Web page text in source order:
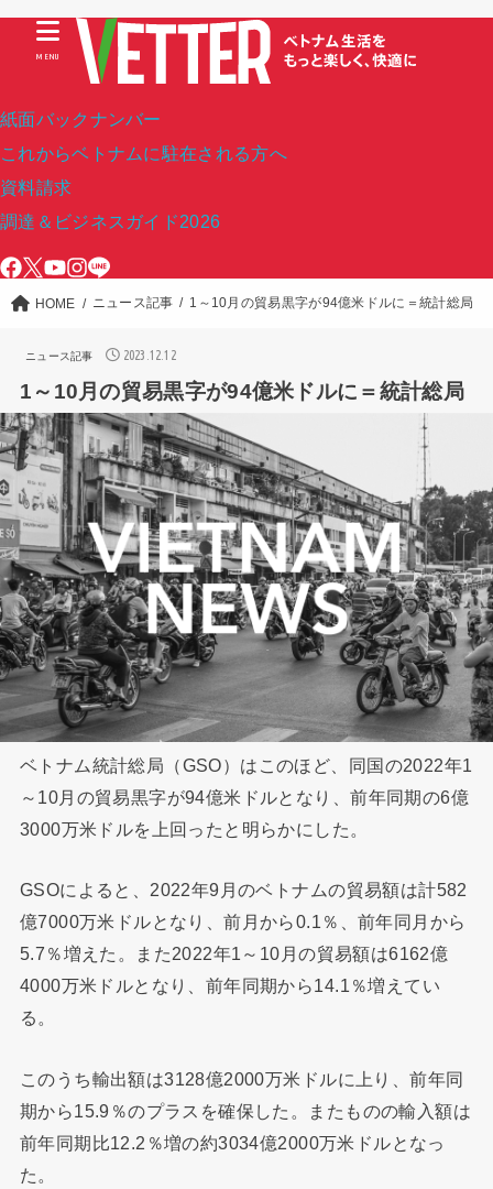
紙面バックナンバー
これからベトナムに駐在される方へ
資料請求
調達＆ビジネスガイド2026
MENU
HOME ニュース記事 1～10月の貿易黒字が94億米ドルに＝統計総局
ニュース記事 2023.12.12
1～10月の貿易黒字が94億米ドルに＝統計総局
ベトナム統計総局（GSO）はこのほど、同国の2022年1
～10月の貿易黒字が94億米ドルとなり、前年同期の6億
3000万米ドルを上回ったと明らかにした。
GSOによると、2022年9月のベトナムの貿易額は計582
億7000万米ドルとなり、前月から0.1％、前年同月から
5.7％増えた。また2022年1～10月の貿易額は6162億
4000万米ドルとなり、前年同期から14.1％増えてい
る。
このうち輸出額は3128億2000万米ドルに上り、前年同
期から15.9％のプラスを確保した。またものの輸入額は
前年同期比12.2％増の約3034億2000万米ドルとなっ
た。